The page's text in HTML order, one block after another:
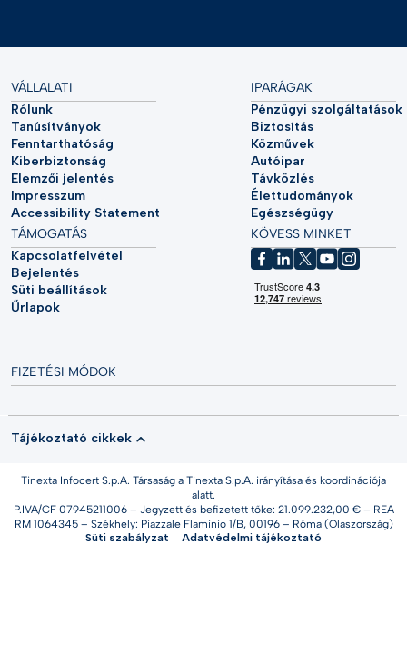
VÁLLALATI
Rólunk
Tanúsítványok
Fenntarthatóság
Kiberbiztonság
Elemzői jelentés
Impresszum
Accessibility Statement
IPARÁGAK
Pénzügyi szolgáltatások
Biztosítás
Közművek
Autóipar
Távközlés
Élettudományok
Egészségügy
TÁMOGATÁS
Kapcsolatfelvétel
Bejelentés
Süti beállítások
Űrlapok
KÖVESS MINKET
FIZETÉSI MÓDOK
Tájékoztató cikkek
Tinexta Infocert S.p.A. Társaság a Tinexta S.p.A. irányítása és koordinációja
alatt.
P.IVA/CF 07945211006 – Jegyzett és befizetett tőke: 21.099.232,00 € – REA
RM 1064345 – Székhely: Piazzale Flaminio 1/B, 00196 – Róma (Olaszország)
Süti szabályzat
Adatvédelmi tájékoztató